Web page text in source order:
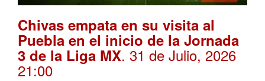
Chivas empata en su visita al
Puebla en el inicio de la Jornada
3 de la Liga MX. 31 de Julio, 2026
21:00